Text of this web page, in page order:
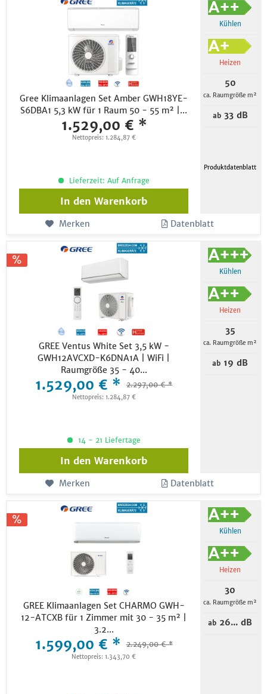
Gree Klimaanlagen Set Amber GWH18YE-
S6DBA1 5,3 kW für 1 Raum 50 - 55 m² |...
1.529,00 € *
Nettopreis: 1.284,87 €
Kühlen
Heizen
50
ca. Raumgröße m²
ab33 dB
Produktdatenblatt
Lieferzeit: Auf Anfrage
In den Warenkorb
Merken Datenblatt
GREE Ventus White Set 3,5 kW -
GWH12AVCXD-K6DNA1A | WiFi |
Raumgröße 35 - 40...
1.529,00 € * 2.297,00 € *
Nettopreis: 1.284,87 €
Kühlen
Heizen
35
ca. Raumgröße m²
ab 19 dB
14 - 21 Liefertage
In den Warenkorb
Merken Datenblatt
GREE Klimaanlagen Set CHARMO GWH-
12-ATCXB für 1 Zimmer mit 30 - 35 m² |
3.2...
1.599,00 € * 2.249,00 € *
Nettopreis: 1.343,70 €
Kühlen
Heizen
30
ca. Raumgröße m²
ab 26... dB